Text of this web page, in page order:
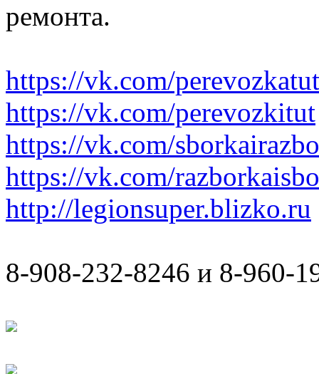
ремонта.
https://vk.com/perevozkatut
https://vk.com/perevozkitut
https://vk.com/
https://vk.com/
http://legionsuper.blizko.ru
8-908-232-8246 и 8-960-